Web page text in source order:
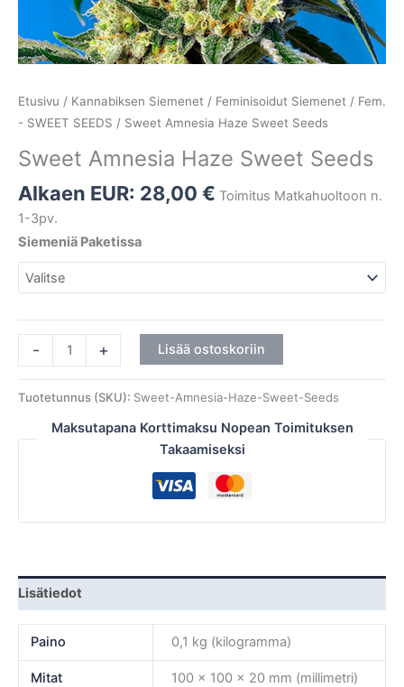
Etusivu / Kannabiksen Siemenet / Feminisoidut Siemenet / Fem.
- SWEET SEEDS / Sweet Amnesia Haze Sweet Seeds
Sweet Amnesia Haze Sweet Seeds
Alkaen EUR: 28,00 € Toimitus Matkahuoltoon n.
1-3pv.
Siemeniä Paketissa
- + Lisää ostoskoriin
Tuotetunnus (SKU): Sweet-Amnesia-Haze-Sweet-Seeds
Maksutapana Korttimaksu Nopean Toimituksen
Takaamiseksi
Lisätiedot
Paino 0,1 kg (kilogramma)
Mitat 100 × 100 × 20 mm (millimetri)